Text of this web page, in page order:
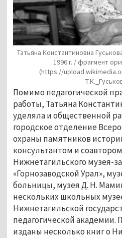
Татьяна Константиновна
1996 г. / фрагмент
(https://
Помимо педагогической
работы, Татьяна
уделяла и общественной
городское отделение
охраны памятников
консультантом и
Нижнетагильского музея-
«Горнозаводской Урал»,
больницы, музея Д. Н.
нескольких школьных
Нижнетагильской
педагогической академии.
изданы несколько книг о